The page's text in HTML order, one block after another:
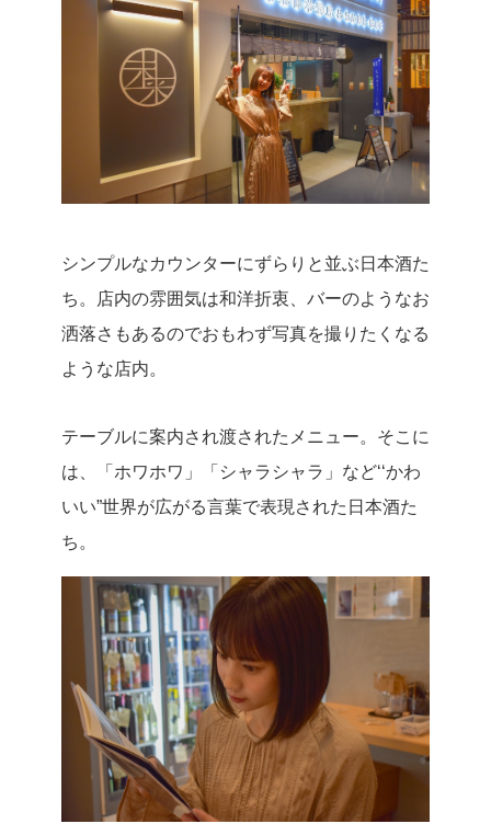
シンプルなカウンターにずらりと並ぶ日本酒た
ち。店内の雰囲気は和洋折衷、バーのようなお
洒落さもあるのでおもわず写真を撮りたくなる
ような店内。
テーブルに案内され渡されたメニュー。そこに
は、「ホワホワ」「シャラシャラ」など‘‘かわ
いい”世界が広がる言葉で表現された日本酒た
ち。